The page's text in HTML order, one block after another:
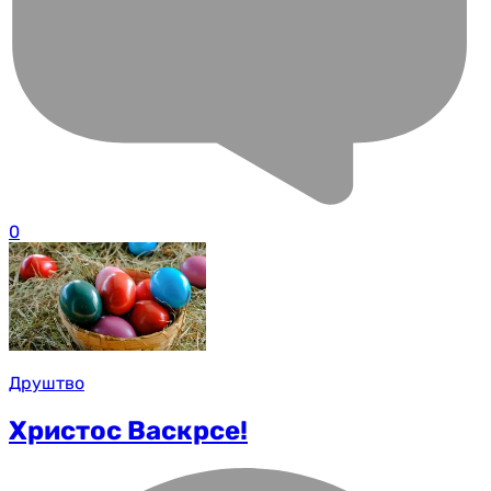
0
Друштво
Христос Васкрсе!